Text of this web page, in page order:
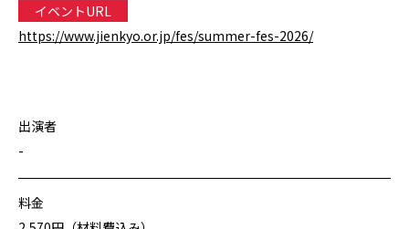
イベントURL
https://www.jienkyo.or.jp/fes/summer-fes-2026/
出演者
-
料金